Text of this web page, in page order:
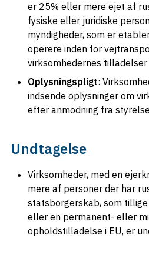
er 25% eller mere ejet af
fysiske eller juridiske
myndigheder, som er
operere inden for
virksomhedernes
Oplysningspligt:
indsende oplysninger om
efter anmodning fra
Undtagelse
Virksomheder, med en
mere af personer der har
statsborgerskab, som
eller en permanent- eller
opholdstilladelse i EU, er